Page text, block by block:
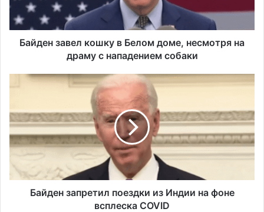
з
в
у
в
Б
Байден завел кошку в Белом доме, несмотря на
драму с нападением собаки
д
е
н
п
Байден запретил поездки из Индии на фоне
всплеска COVID